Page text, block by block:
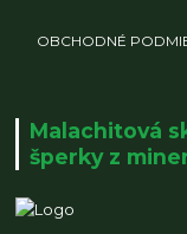
OBCHODNÉ
Malachitová
šperky z